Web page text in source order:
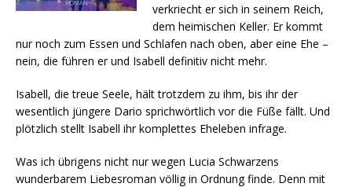
verkriecht er sich in seinem Reich,
dem heimischen Keller. Er kommt
nur noch zum Essen und Schlafen nach oben, aber eine Ehe –
nein, die führen er und Isabell definitiv nicht mehr.
Isabell, die treue Seele, hält trotzdem zu ihm, bis ihr der
wesentlich jüngere Dario sprichwörtlich vor die Füße fällt. Und
plötzlich stellt Isabell ihr komplettes Eheleben infrage.
Was ich übrigens nicht nur wegen Lucia Schwarzens
wunderbarem Liebesroman völlig in Ordnung finde. Denn mit